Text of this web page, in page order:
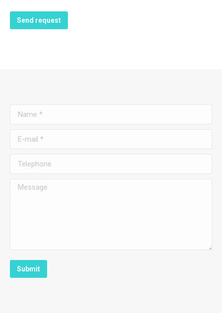
Send request
Name *
E-mail *
Telephone
Message
Submit